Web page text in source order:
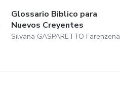
Glossario Biblico para
Nuevos Creyentes
Silvana GASPARETTO Farenzena